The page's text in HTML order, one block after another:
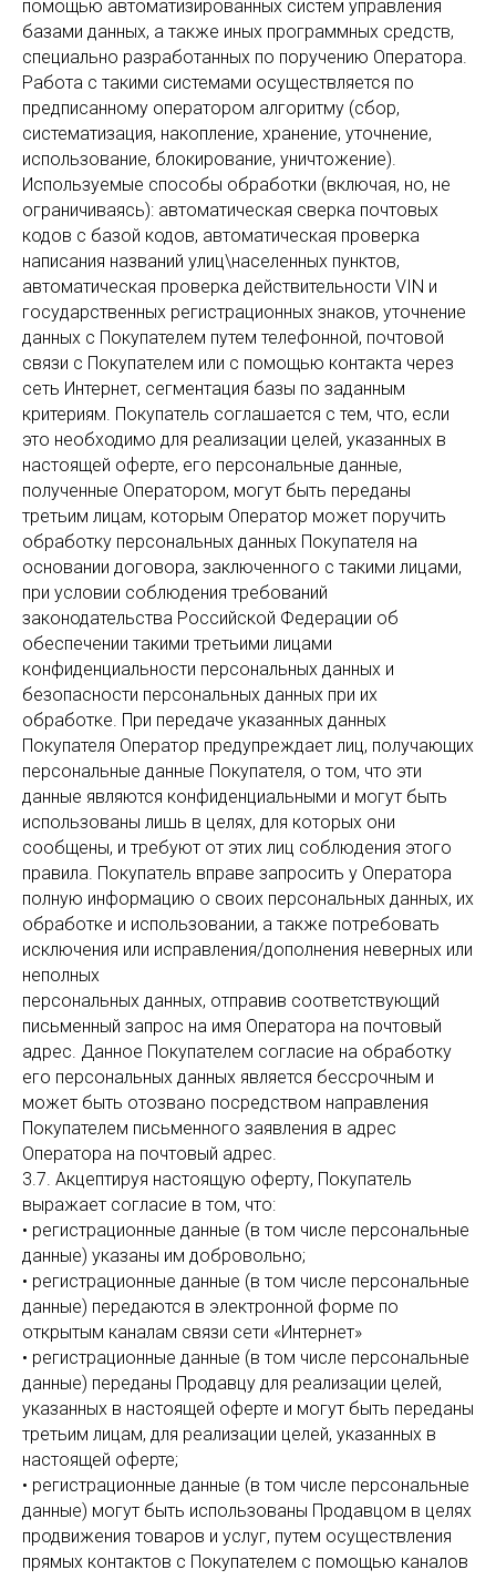
помощью автоматизированных систем управления
базами данных, а также иных программных средств,
специально разработанных по поручению Оператора.
Работа с такими системами осуществляется по
предписанному оператором алгоритму (сбор,
систематизация, накопление, хранение, уточнение,
использование, блокирование, уничтожение).
Используемые способы обработки (включая, но, не
ограничиваясь): автоматическая сверка почтовых
кодов с базой кодов, автоматическая проверка
написания названий улиц\населенных пунктов,
автоматическая проверка действительности VIN и
государственных регистрационных знаков, уточнение
данных с Покупателем путем телефонной, почтовой
связи с Покупателем или с помощью контакта через
сеть Интернет, сегментация базы по заданным
критериям. Покупатель соглашается с тем, что, если
это необходимо для реализации целей, указанных в
настоящей оферте, его персональные данные,
полученные Оператором, могут быть переданы
третьим лицам, которым Оператор может поручить
обработку персональных данных Покупателя на
основании договора, заключенного с такими лицами,
при условии соблюдения требований
законодательства Российской Федерации об
обеспечении такими третьими лицами
конфиденциальности персональных данных и
безопасности персональных данных при их
обработке. При передаче указанных данных
Покупателя Оператор предупреждает лиц, получающих
персональные данные Покупателя, о том, что эти
данные являются конфиденциальными и могут быть
использованы лишь в целях, для которых они
сообщены, и требуют от этих лиц соблюдения этого
правила. Покупатель вправе запросить у Оператора
полную информацию о своих персональных данных, их
обработке и использовании, а также потребовать
исключения или исправления/дополнения неверных или
неполных
персональных данных, отправив соответствующий
письменный запрос на имя Оператора на почтовый
адрес. Данное Покупателем согласие на обработку
его персональных данных является бессрочным и
может быть отозвано посредством направления
Покупателем письменного заявления в адрес
Оператора на почтовый адрес.
3.7. Акцептируя настоящую оферту, Покупатель
выражает согласие в том, что:
• регистрационные данные (в том числе персональные
данные) указаны им добровольно;
• регистрационные данные (в том числе персональные
данные) передаются в электронной форме по
открытым каналам связи сети «Интернет»
• регистрационные данные (в том числе персональные
данные) переданы Продавцу для реализации целей,
указанных в настоящей оферте и могут быть переданы
третьим лицам, для реализации целей, указанных в
настоящей оферте;
• регистрационные данные (в том числе персональные
данные) могут быть использованы Продавцом в целях
продвижения товаров и услуг, путем осуществления
прямых контактов с Покупателем с помощью каналов